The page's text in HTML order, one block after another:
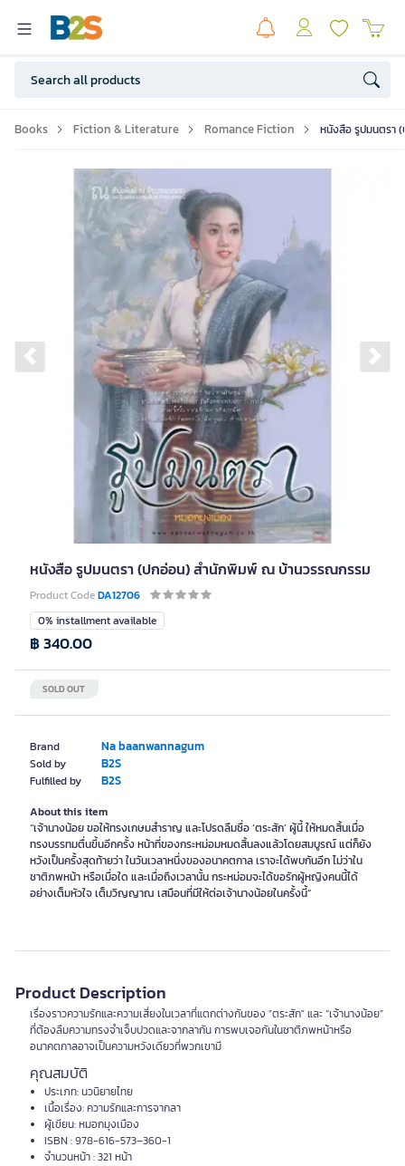
Books Fiction & Literature Romance Fiction หนังสือ รูปมนตรา
Previous slide
หนังสือ รูปมนตรา (ปกอ่อน) สำนักพิมพ์ ณ บ้านวรรณกรรม
Product CodeDA12706
Brand Na baanwannagum
Sold by B2S
Fulfilled by B2S
0% installment available
SOLD OUT
฿ 340.00
About this item
“เจ้านางน้อย ขอให้ทรงเกษมสำราญ และโปรดลืมชื่อ ‘ตระสัก’ ผู้นี้ ให้หมดสิ้นเมื่อ
ทรงบรรทมตื่นขึ้นอีกครั้ง หน้าที่ของกระหม่อมหมดสิ้นลงแล้วโดยสมบูรณ์ แต่ก็ยัง
หวังเป็นครั้งสุดท้ายว่า ในวันเวลาหนึ่งของอนาคตกาล เราจะได้พบกันอีก ไม่ว่าใน
ชาติภพหน้า หรือเมื่อใด และเมื่อถึงเวลานั้น กระหม่อมจะได้ขอรักผู้หญิงคนนี้ได้
อย่างเต็มหัวใจ เต็มวิญญาณ เสมือนที่มีให้ต่อเจ้านางน้อยในครั้งนี้”
Product Description
เรื่องราวความรักและความเสี่ยงในเวลาที่แตกต่างกันของ "ตระสัก" และ “เจ้านางน้อย”
ที่ต้องลืมความทรงจำเจ็บปวดและจากลากัน การพบเจอกันในชาติภพหน้าหรือ
อนาคตกาลอาจเป็นความหวังเดียวที่พวกเขามี
คุณสมบัติ
ประเภท: นวนิยายไทย
เนื้อเรื่อง: ความรักและการจากลา
ผู้เขียน: หมอกมุงเมือง
ISBN : 978-616-573–360-1
จำนวนหน้า : 321 หน้า